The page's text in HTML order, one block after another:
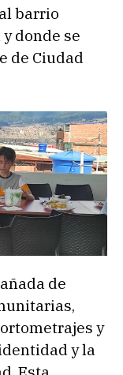
barrio
donde se
de Ciudad
de
y
y la